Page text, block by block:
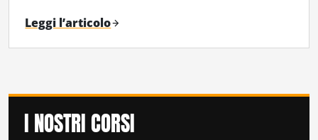
Leggi l’articolo
I NOSTRI CORSI